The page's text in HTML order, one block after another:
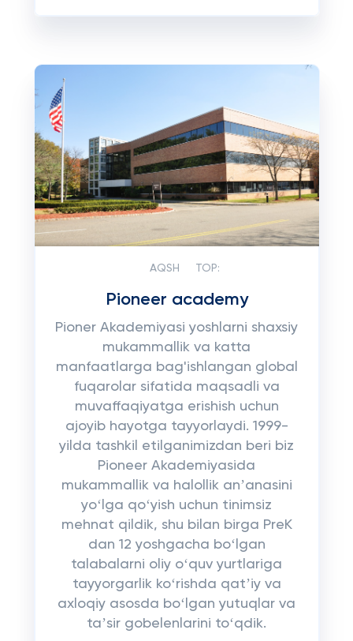
AQSH TOP:
Pioneer academy
Pioner Akademiyasi yoshlarni shaxsiy
mukammallik va katta
manfaatlarga bag'ishlangan global
fuqarolar sifatida maqsadli va
muvaffaqiyatga erishish uchun
ajoyib hayotga tayyorlaydi. 1999-
yilda tashkil etilganimizdan beri biz
Pioneer Akademiyasida
mukammallik va halollik anʼanasini
yoʻlga qoʻyish uchun tinimsiz
mehnat qildik, shu bilan birga PreK
dan 12 yoshgacha boʻlgan
talabalarni oliy oʻquv yurtlariga
tayyorgarlik koʻrishda qatʼiy va
axloqiy asosda boʻlgan yutuqlar va
taʼsir gobelenlarini toʻqdik.